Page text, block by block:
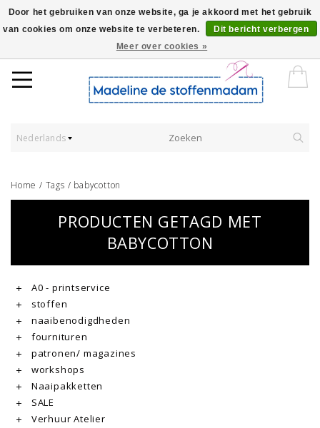
Worldwide Shipping - Onze stoffen worden verkocht per 10 cm.
Nederlands
Home / Tags / babycotton
PRODUCTEN GETAGD MET
BABYCOTTON
A0 - printservice
stoffen
naaibenodigdheden
fournituren
patronen/ magazines
workshops
Naaipakketten
SALE
Verhuur Atelier
Door het gebruiken van onze website, ga je akkoord met het gebruik
van cookies om onze website te verbeteren.
Dit bericht verbergen
Meer over cookies »